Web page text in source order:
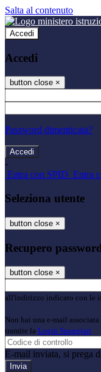
Salta al contenuto
Accedi
Accedi
button close ×
Password dimenticata?
-
Entra con SPID Entra
Seleziona utente
button close ×
Recupero
button close ×
all'indirizzo indicato con le
Non hai una e-mail
tramite la Login Spaggiari
E-mail inviata, si prega